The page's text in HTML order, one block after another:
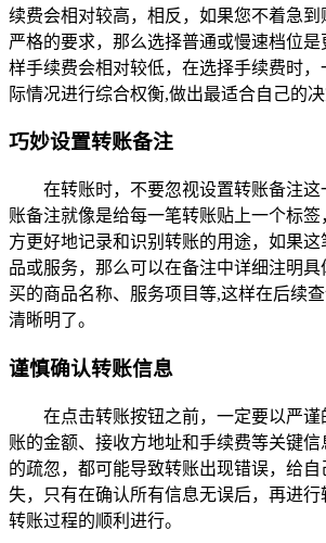
续费会相对较高，相反，如果您不着急到
严格的要求，那么选择普通或慢速档位
样手续费会相对较低，在选择手续费时
际情况进行综合权衡,做出最适合自己的决
巧妙设置转账备注
在转账时，不要忽视设置转账备注
账备注就像是给每一笔转账贴上一个标
方更好地记录和识别转账的用途，如果
品或服务，那么可以在备注中详细注明
买的商品名称、服务项目等,这样在后续
清晰明了。
谨慎确认转账信息
在点击转账按钮之前，一定要以严
账的金额、接收方地址和手续费等关键
的疏忽，都可能导致转账出现错误，给
失，只有在确认所有信息无误后，再进
转账过程的顺利进行。